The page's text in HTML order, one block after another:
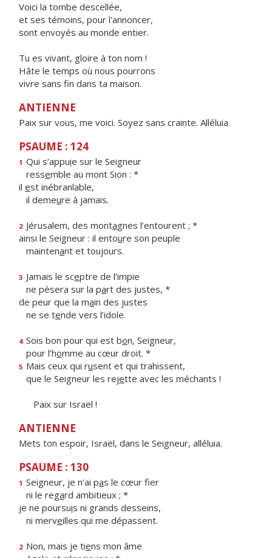
Voici la tombe descellée,
et ses témoins, pour l'annoncer,
sont envoyés au monde entier.
Tu es vivant, gloire à ton nom !
Hâte le temps où nous pourrons
vivre sans fin dans ta maison.
ANTIENNE
Paix sur vous, me voici. Soyez sans crainte. Alléluia.
PSAUME : 124
1 Qui s’appuie sur le Seigneur
ressemble au mont Sion : *
il est inébranlable,
il demeure à jamais.
2 Jérusalem, des montagnes l’entourent ; *
ainsi le Seigneur : il entoure son peuple
maintenant et toujours.
3 Jamais le sceptre de l’impie
ne pèsera sur la part des justes, *
de peur que la main des justes
ne se tende vers l’idole.
4 Sois bon pour qui est bon, Seigneur,
pour l’homme au cœur droit. *
5 Mais ceux qui rusent et qui trahissent,
que le Seigneur les rejette avec les méchants !
Paix sur Israël !
ANTIENNE
Mets ton espoir, Israël, dans le Seigneur, alléluia.
PSAUME : 130
1 Seigneur, je n’ai pas le cœur fier
ni le regard ambitieux ; *
je ne poursuis ni grands desseins,
ni merveilles qui me dépassent.
2 Non, mais je tiens mon âme